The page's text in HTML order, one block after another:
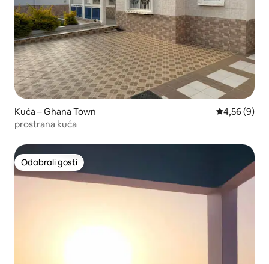
Kuća – Ghana Town Prosječna
4,56 (9)
prostrana kuća
Odabrali gosti
Odabrali gosti